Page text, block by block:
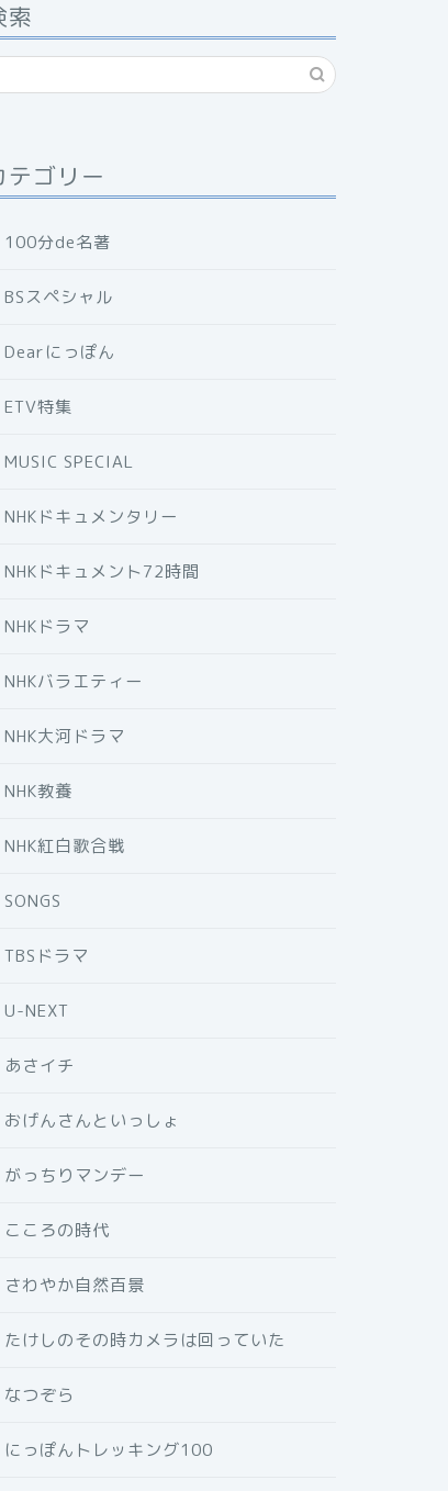
索
テゴリー
100分de名著
BSスペシャル
Dearにっぽん
ETV特集
MUSIC SPECIAL
NHKドキュメンタリー
NHKドキュメント72時間
NHKドラマ
NHKバラエティー
NHK大河ドラマ
NHK教養
NHK紅白歌合戦
SONGS
TBSドラマ
U-NEXT
あさイチ
おげんさんといっしょ
がっちりマンデー
こころの時代
さわやか自然百景
たけしのその時カメラは回っていた
なつぞら
にっぽんトレッキング100